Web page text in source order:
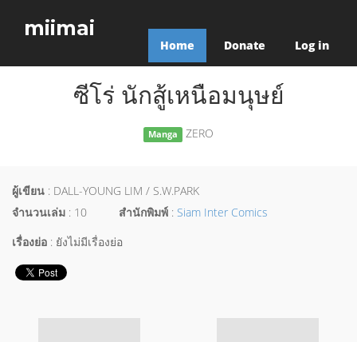
miimai
Home Donate Log in
ซีโร่ นักสู้เหนือมนุษย์
Manga ZERO
ผู้เขียน : DALL-YOUNG LIM / S.W.PARK
จำนวนเล่ม : 10 สำนักพิมพ์ : Siam Inter Comics
เรื่องย่อ : ยังไม่มีเรื่องย่อ